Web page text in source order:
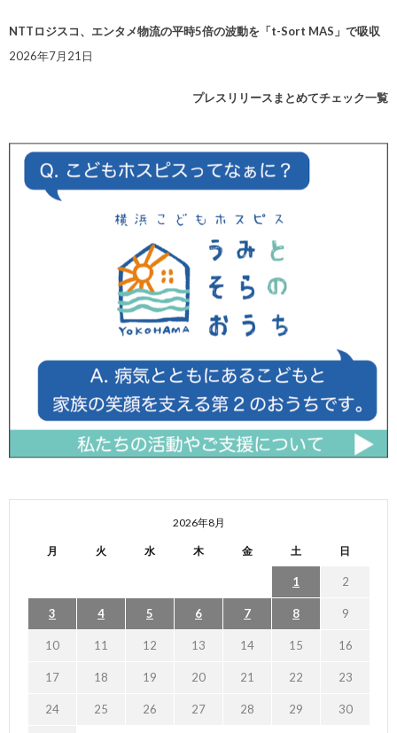
NTTロジスコ、エンタメ物流の平時5倍の波動を「t-Sort MAS」で吸収
2026年7月21日
プレスリリースまとめてチェック一覧
2026年8月
月 火 水 木 金 土 日
1 2
3 4 5 6 7 8 9
10 11 12 13 14 15 16
17 18 19 20 21 22 23
24 25 26 27 28 29 30